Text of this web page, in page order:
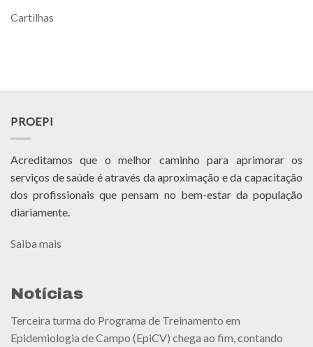
Cartilhas
PROEPI
Acreditamos que o melhor caminho para aprimorar os
serviços de saúde é através da aproximação e da capacitação
dos profissionais que pensam no bem-estar da população
diariamente.
Saiba mais
Notícias
Terceira turma do Programa de Treinamento em
Epidemiologia de Campo (EpiCV) chega ao fim, contando